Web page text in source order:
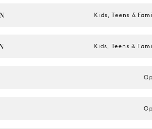
Kids, Teens &
Kids, Teens &